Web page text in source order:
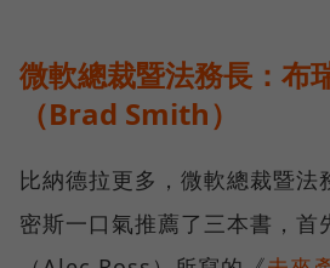
微軟總裁暨法務長：布
（Brad Smith）
比納德拉更多，微軟總裁暨法
密斯一口氣推薦了三本書，首